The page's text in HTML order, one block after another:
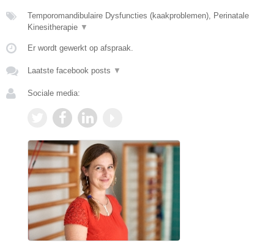
Temporomandibulaire Dysfuncties (kaakproblemen), Perinatale
Kinesitherapie ▼
Er wordt gewerkt op afspraak.
Laatste facebook posts ▼
Sociale media: